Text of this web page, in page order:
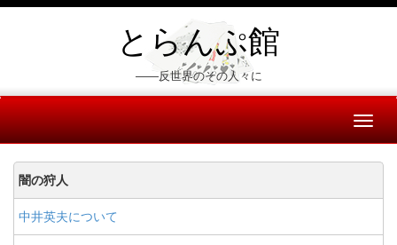
とらんぷ館
――反世界のその人々に
闇の狩人
中井英夫について